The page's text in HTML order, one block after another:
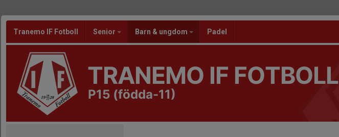
Tranemo IF Fotboll Senior Barn & ungdom Padel
TRANEMO IF FOTBOLL
P15 (födda-11)